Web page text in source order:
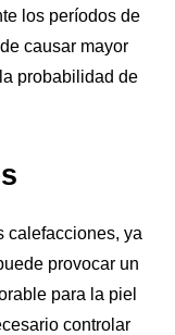
los períodos de
causar mayor
probabilidad de
calefacciones, ya
provocar un
para la piel
controlar